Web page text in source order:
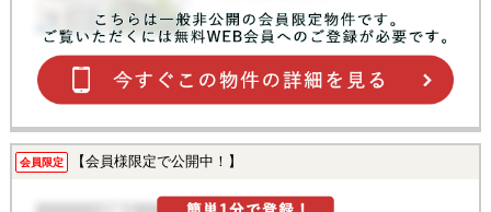
会員限定 【会員様限定で公開中！】